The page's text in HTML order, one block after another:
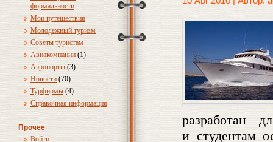
формальности
Мои путешествия
Молодежный туризм
Советы туристам
Авиакомпании (1)
Аэропорты (3)
Новости (70)
Турфирмы (4)
Справочная информация
Прочее
Войти
разработан
и студентам